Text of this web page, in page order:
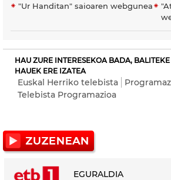
"Ur Handitan" saioaren webgunea
HAU ZURE INTERESEKOA BADA, BALITEKE
HAUEK ERE IZATEA
Euskal Herriko telebista
Telebista Programazioa
EGURALDIA